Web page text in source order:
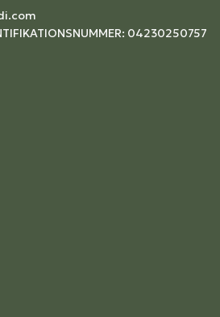
04230250757